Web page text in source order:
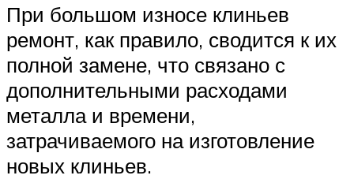
При большом износе клиньев
ремонт, как правило, сводится к их
полной замене, что связано с
дополнительными расходами
металла и времени,
затрачиваемого на изготовление
новых клиньев.